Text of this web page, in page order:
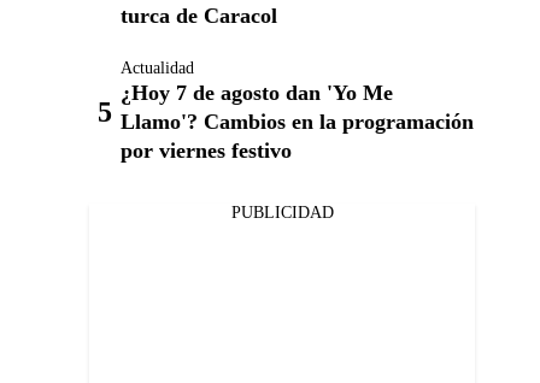
turca de Caracol
Actualidad
¿Hoy 7 de agosto dan 'Yo Me
Llamo'? Cambios en la programación
por viernes festivo
PUBLICIDAD